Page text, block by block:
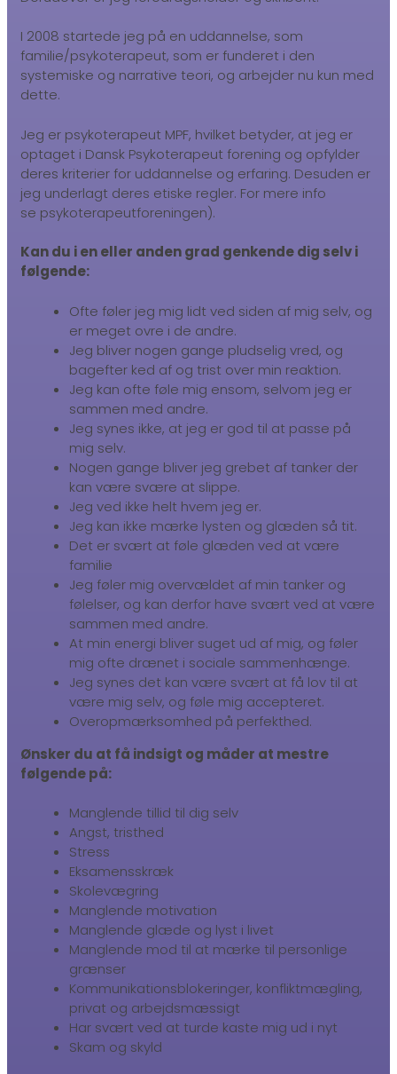
I 2008 startede jeg på en uddannelse, som
familie/psykoterapeut, som er funderet i den
systemiske og narrative teori, og arbejder nu kun med
dette.
Jeg er psykoterapeut MPF, hvilket betyder, at jeg er
optaget i Dansk Psykoterapeut forening og opfylder
deres kriterier for uddannelse og erfaring. Desuden er
jeg underlagt deres etiske regler. For mere info
se psykoterapeutforeningen).
Kan du i en eller anden grad genkende dig selv i
følgende:
Ofte føler jeg mig lidt ved siden af mig selv, og
er meget ovre i de andre.
Jeg bliver nogen gange pludselig vred, og
bagefter ked af og trist over min reaktion.
Jeg kan ofte føle mig ensom, selvom jeg er
sammen med andre.
Jeg synes ikke, at jeg er god til at passe på
mig selv.
Nogen gange bliver jeg grebet af tanker der
kan være svære at slippe.
Jeg ved ikke helt hvem jeg er.
Jeg kan ikke mærke lysten og glæden så tit.
Det er svært at føle glæden ved at være
familie
Jeg føler mig overvældet af min tanker og
følelser, og kan derfor have svært ved at være
sammen med andre.
At min energi bliver suget ud af mig, og føler
mig ofte drænet i sociale sammenhænge.
Jeg synes det kan være svært at få lov til at
være mig selv, og føle mig accepteret.
Overopmærksomhed på perfekthed.
Ønsker du at få indsigt og måder at mestre
følgende på:
Manglende tillid til dig selv
Angst, tristhed
Stress
Eksamensskræk
Skolevægring
Manglende motivation
Manglende glæde og lyst i livet
Manglende mod til at mærke til personlige
grænser
Kommunikationsblokeringer, konfliktmægling,
privat og arbejdsmæssigt
Har svært ved at turde kaste mig ud i nyt
Skam og skyld